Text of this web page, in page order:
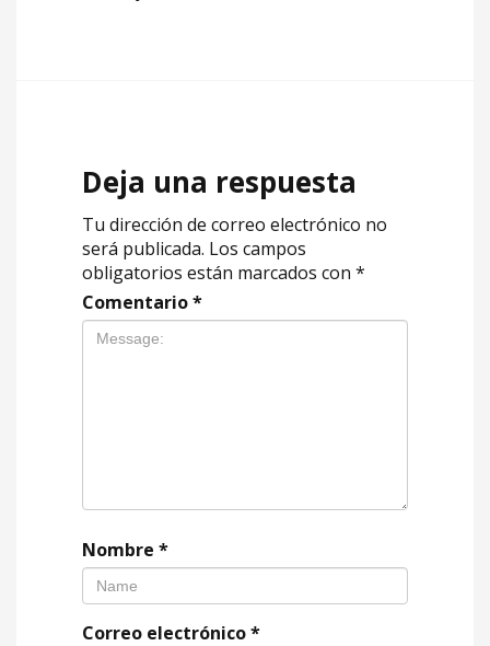
Deja una respuesta
Tu dirección de correo electrónico no
será publicada. Los campos
obligatorios están marcados con *
Comentario*
Nombre *
Correo electrónico*